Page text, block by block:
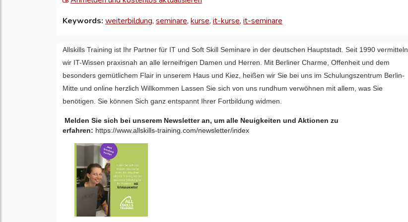
sich
um
Ihre
Unternehmensdaten
zu
aktualisieren
Keywords: weiterbildung, seminare, kurse, it-kurse, it-seminare
Allskills Training ist Ihr Partner für IT und Soft Skill Seminare in der deutschen Hauptstadt. Seit 1990 vermitteln
wir IT-Wissen praxisnah an alle lerneifrigen Damen und Herren. Mit Berliner Charme, Offenheit und dem
besonders gemütlichem Flair in unserem Haus und Kiez, heißen wir Sie bei uns im Schulungszentrum Berlin-
Mitte und online herzlich Willkommen Lassen Sie sich von uns rundhum verwöhnen mit allem, was Sie
benötigen. Sie können Sich ganz entspannt Ihrer Fortbildung widmen.
Melden Sie sich bei unserem Newsletter an, um alle Neuigkeiten und Aktionen zu
erfahren: https://www.allskills-training.com/newsletter/index